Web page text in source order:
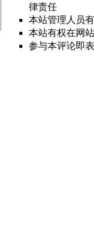
律责任
本站管理人员
本站有权在网
参与本评论即